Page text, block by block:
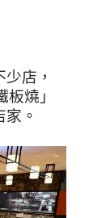
店，
板燒」
。